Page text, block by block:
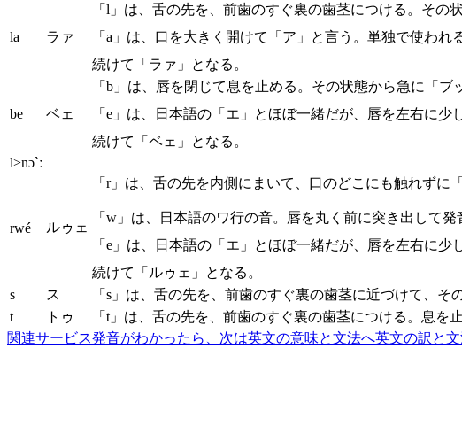
la ラァ
「l」は、舌の先を、前歯のすぐ裏の歯茎につける。その
「a」は、口を大きく開けて「ア」と言う。単独で使わ
続けて「ラァ」となる。
be ベェ
「b」は、唇を閉じて息を止める。その状態から急に「
「e」は、日本語の「エ」とほぼ一緒だが、唇を左右に少
続けて「ベェ」となる。
l>nɔ`ː
rwé ルゥェ
「r」は、舌の先を内側にまいて、口のどこにも触れずに
「w」は、日本語のワ行の音。唇を丸く前に突き出して
「e」は、日本語の「エ」とほぼ一緒だが、唇を左右に少
続けて「ルゥェ」となる。
s
ス
「s」は、舌の先を、前歯のすぐ裏の歯茎に近づけて、
t
トゥ
「t」は、舌の先を、前歯のすぐ裏の歯茎につける。息
関連サービス発音がわかったら、次は英文の意味と文法へ英文の訳と